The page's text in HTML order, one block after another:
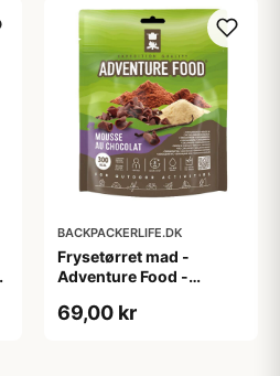
BACKPACKERLIFE.DK
Frysetørret mad -
Adventure Food -
69,00 kr